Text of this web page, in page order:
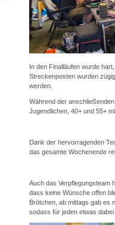
In den Finalläufen wurde
Streckenposten wurden
werden.
Während der
Jugendlichen, 40+ und 55+
Dank der hervorragenden
das gesamte Wochenende
Auch das Verpflegungsteam
dass keine Wünsche offen
Brötchen, ab mittags gab es
sodass für jeden etwas dabei